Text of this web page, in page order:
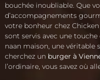
bouchée inoubliable. Que
d’accompagnements
votre bonheur chez
sont servis avec une
naan maison, une véritable
cherchez un burger à
l’ordinaire, vous savez où